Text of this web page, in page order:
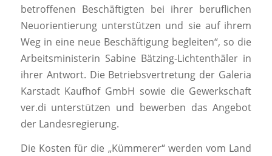
betroffenen Beschäftigten bei ihrer beruflichen
Neuorientierung unterstützen und sie auf ihrem
Weg in eine neue Beschäftigung begleiten“, so die
Arbeitsministerin Sabine Bätzing-Lichtenthäler in
ihrer Antwort. Die Betriebsvertretung der Galeria
Karstadt Kaufhof GmbH sowie die Gewerkschaft
ver.di unterstützen und bewerben das Angebot
der Landesregierung.
Die Kosten für die „Kümmerer“ werden vom Land